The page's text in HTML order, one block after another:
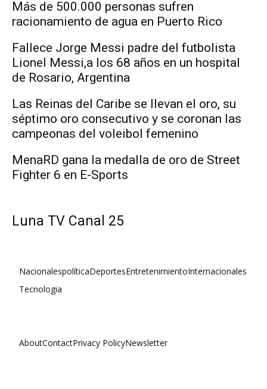
Más de 500.000 personas sufren
racionamiento de agua en Puerto Rico
Fallece Jorge Messi padre del futbolista
Lionel Messi,a los 68 años en un hospital
de Rosario, Argentina
Las Reinas del Caribe se llevan el oro, su
séptimo oro consecutivo y se coronan las
campeonas del voleibol femenino
MenaRD gana la medalla de oro de Street
Fighter 6 en E-Sports
Luna TV Canal 25
NacionalespolíticaDeportesEntretenimientoInternacionales
Tecnologia
AboutContactPrivacy PolicyNewsletter